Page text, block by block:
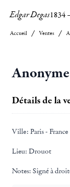
Edgar Degas1834
Accueil Ventes
Anonyme
Détails de la
Ville: Paris - France
Lieu: Drouot
Notes: Signé à